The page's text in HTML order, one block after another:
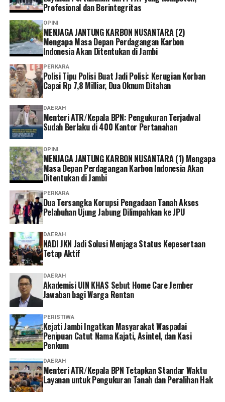
Momen paling menyentuh terjadi ketika Yohanes Heri
Widodo, mewakili seluruh orang tua, secara simbolis
menyerahkan para siswa kepada sekolah. Tepuk tangan
yang mengiringi prosesi sederhana itu seolah menjadi
penanda lahirnya sebuah komitmen baru. Sekolah dan
keluarga kini berjalan berdampingan, saling
menguatkan demi masa depan anak-anak.
Inspirasi kemudian hadir melalui kisah Prof. Dr. (HC). Ir.
Bambang Pramujati, S.T., M.Sc.Eng., Ph.D., IPU, ASEAN
Eng., Rektor Institut Teknologi Sepuluh Nopember
(ITS) Surabaya sekaligus alumni SMA Kolese De Britto.
Ia berbagi perjalanan hidup yang membuktikan bahwa
pendidikan karakter yang diperoleh di bangku sekolah
mampu menjadi fondasi ketika menghadapi tantangan
kehidupan dan dunia profesional. Baginya, ilmu
pengetahuan membuka pintu kesempatan, tetapi
karakterlah yang menentukan arah perjalanan
seseorang.
Pengalaman tersebut diperkaya dengan kesaksian
Yudianto, orang tua siswa Yedija Gayuh Pratama. Ia
menuturkan bahwa komunikasi yang erat antara orang
Profesional dan Berintegritas
OPINI
MENJAGA JANTUNG KARBON NUSANTARA (2)
Mengapa Masa Depan Perdagangan Karbon
Indonesia Akan Ditentukan di Jambi
PERKARA
Polisi Tipu Polisi Buat Jadi Polisi: Kerugian Korban
Capai Rp 7,8 Milliar, Dua Oknum Ditahan
DAERAH
Menteri ATR/Kepala BPN: Pengukuran Terjadwal
Sudah Berlaku di 400 Kantor Pertanahan
OPINI
MENJAGA JANTUNG KARBON NUSANTARA (1) Mengapa
Masa Depan Perdagangan Karbon Indonesia Akan
Ditentukan di Jambi
PERKARA
Dua Tersangka Korupsi Pengadaan Tanah Akses
Pelabuhan Ujung Jabung Dilimpahkan ke JPU
DAERAH
NADI JKN Jadi Solusi Menjaga Status Kepesertaan
Tetap Aktif
DAERAH
Akademisi UIN KHAS Sebut Home Care Jember
Jawaban bagi Warga Rentan
PERISTIWA
‎Kejati Jambi Ingatkan Masyarakat Waspadai
Penipuan Catut Nama Kajati, Asintel, dan Kasi
Penkum
DAERAH
Menteri ATR/Kepala BPN Tetapkan Standar Waktu
Layanan untuk Pengukuran Tanah dan Peralihan Hak